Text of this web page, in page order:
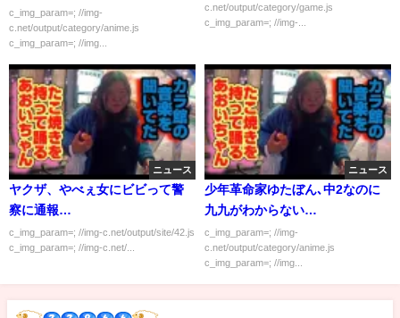
くってタモリ困惑ｗｗｗｗｗ
c_img_param=; //img-
c.net/output/category/anime.js
c_img_param=; //img...
c.net/output/category/game.js
c_img_param=; //img-...
ニュース
ヤクザ、やべぇ女にビビって警
察に通報…
c_img_param=; //img-c.net/output/site/42.js
c_img_param=; //img-c.net/...
ニュース
少年革命家ゆたぼん､中2なのに
九九がわからない…
c_img_param=; //img-
c.net/output/category/anime.js
c_img_param=; //img...